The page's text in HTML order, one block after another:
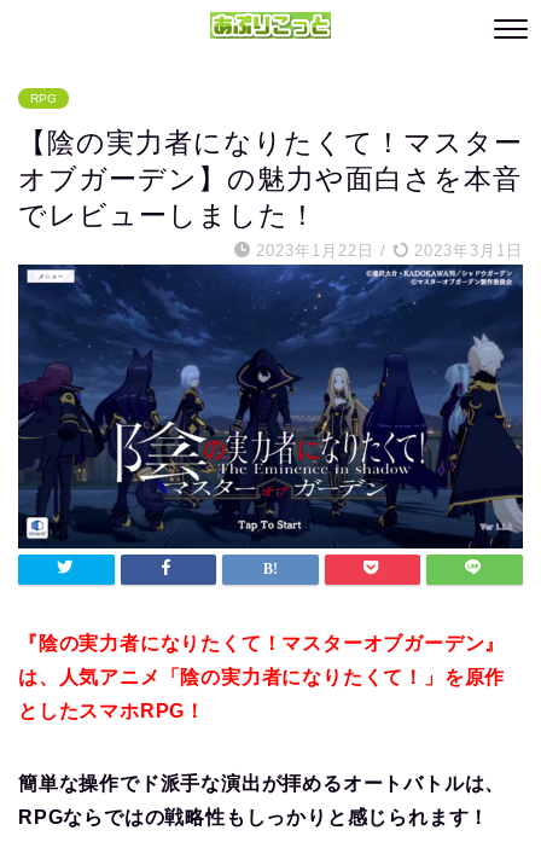
RPG
【陰の実力者になりたくて！マスター
オブガーデン】の魅力や面白さを本音
でレビューしました！
2023年1月22日 / 2023年3月1日
『陰の実力者になりたくて！マスターオブガーデン』
は、人気アニメ「陰の実力者になりたくて！」を原作
としたスマホRPG！
簡単な操作でド派手な演出が拝めるオートバトルは、
RPGならではの戦略性もしっかりと感じられます！